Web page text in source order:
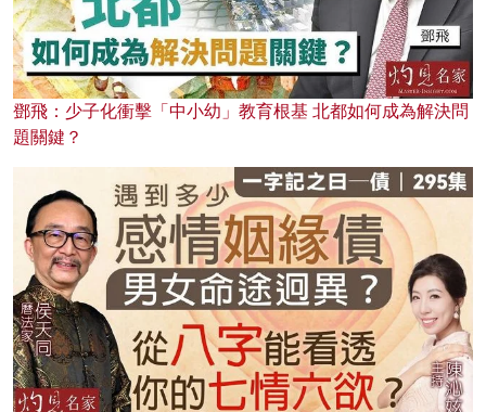
鄧飛：少子化衝擊「中小幼」教育根基 北都如何成為解決問
題關鍵？